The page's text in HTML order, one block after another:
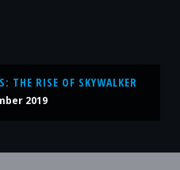
THE RISE OF SKYWALKER
2019